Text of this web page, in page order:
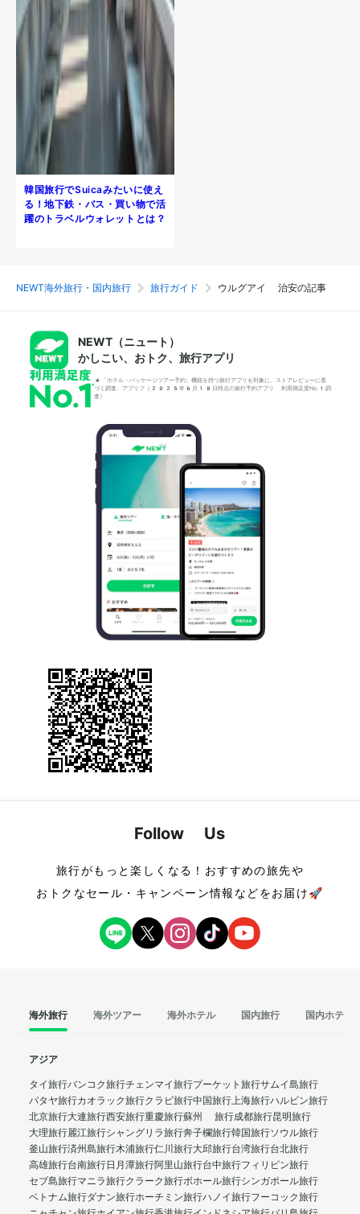
韓国旅行でSuicaみたいに使え
る！地下鉄・バス・買い物で活
躍のトラベルウォレットとは？
NEWT海外旅行・国内旅行 旅行ガイド ウルグアイ 治安の記事
NEWT（ニュート）
かしこい、おトク、旅行アプリ
*「ホテル・パッケージツアー予約」機能を持つ旅行アプリを対象に、ストアレビューに基
づく調査。アプリブ（2025年6月18日時点の旅行予約アプリ 利用満足度No.1調
査）
Follow Us
旅行がもっと楽しくなる！おすすめの旅先や
おトクなセール・キャンペーン情報などをお届け🚀
海外旅行 海外ツアー 海外ホテル 国内旅行 国内ホテル
アジア
タイ旅行バンコク旅行チェンマイ旅行プーケット旅行サムイ島旅行
パタヤ旅行カオラック旅行クラビ旅行中国旅行上海旅行ハルビン旅行
北京旅行大連旅行西安旅行重慶旅行蘇州 旅行成都旅行昆明旅行
大理旅行麗江旅行シャングリラ旅行奔子欄旅行韓国旅行ソウル旅行
釜山旅行済州島旅行木浦旅行仁川旅行大邱旅行台湾旅行台北旅行
高雄旅行台南旅行日月潭旅行阿里山旅行台中旅行フィリピン旅行
セブ島旅行マニラ旅行クラーク旅行ボホール旅行シンガポール旅行
ベトナム旅行ダナン旅行ホーチミン旅行ハノイ旅行フーコック旅行